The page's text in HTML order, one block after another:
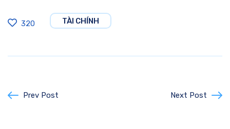
320 TÀI CHÍNH
Prev Post Next Post